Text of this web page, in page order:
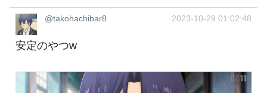
@takohachibar8 2023-10-29 01:02:48
安定のやつw